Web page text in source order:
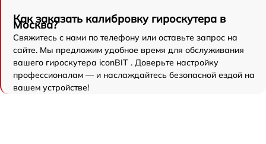
Как заказать калибровку гироскутера в
Москва?
Свяжитесь с нами по телефону или оставьте запрос на
сайте. Мы предложим удобное время для обслуживания
вашего гироскутера iconBIT . Доверьте настройку
профессионалам — и наслаждайтесь безопасной ездой на
вашем устройстве!